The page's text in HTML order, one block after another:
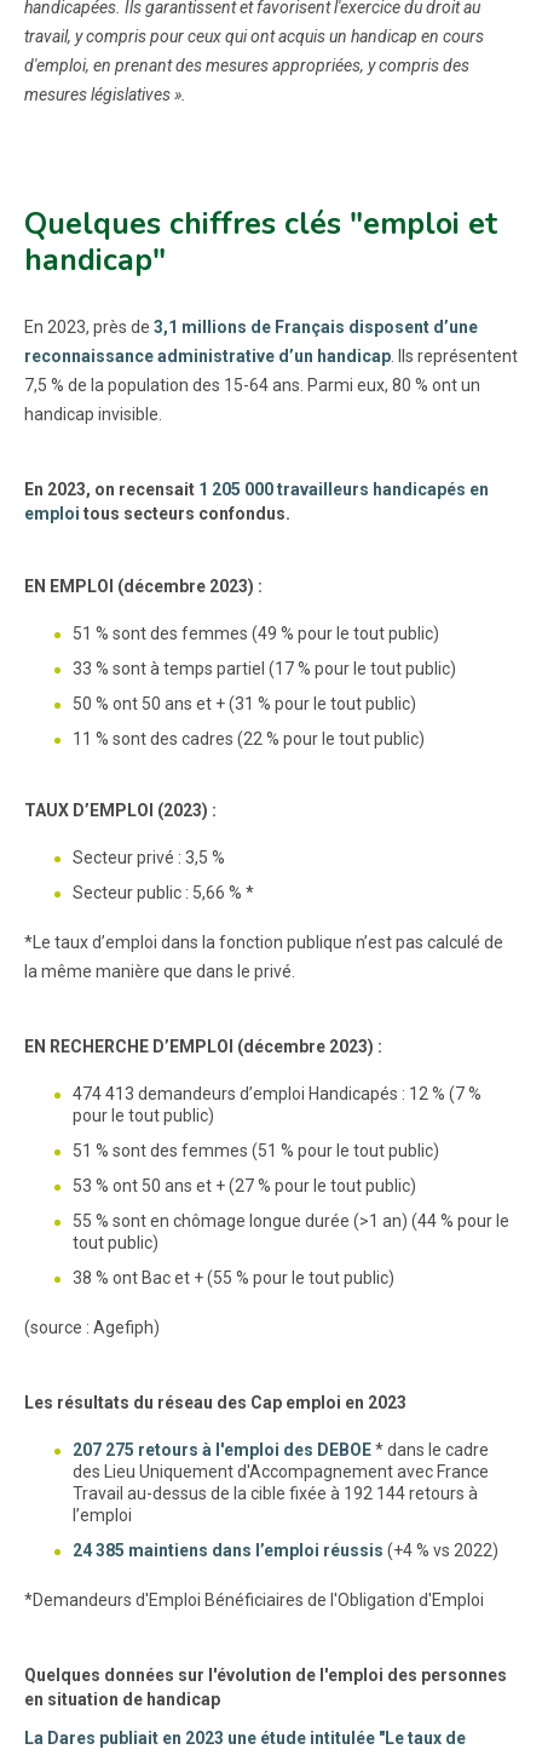
handicapées. Ils garantissent et favorisent l'exercice du droit au
travail, y compris pour ceux qui ont acquis un handicap en cours
d'emploi, en prenant des mesures appropriées, y compris des
mesures législatives ».
Quelques chiffres clés "emploi et
handicap"
En 2023, près de 3,1 millions de Français disposent d’une
reconnaissance administrative d’un handicap . Ils représentent
7,5 % de la population des 15-64 ans. Parmi eux, 80 % ont un
handicap invisible.
En 2023, on recensait 1 205 000 travailleurs handicapés en
emploi tous secteurs confondus.
EN EMPLOI (décembre 2023) :
51 % sont des femmes (49 % pour le tout public)
33 % sont à temps partiel (17 % pour le tout public)
50 % ont 50 ans et + (31 % pour le tout public)
11 % sont des cadres (22 % pour le tout public)
TAUX D’EMPLOI (2023) :
Secteur privé : 3,5 %
Secteur public : 5,66 % *
*Le taux d’emploi dans la fonction publique n’est pas calculé de
la même manière que dans le privé.
EN RECHERCHE D’EMPLOI (décembre 2023) :
474 413 demandeurs d’emploi Handicapés : 12 % (7 %
pour le tout public)
51 % sont des femmes (51 % pour le tout public)
53 % ont 50 ans et + (27 % pour le tout public)
55 % sont en chômage longue durée (>1 an) (44 % pour le
tout public)
38 % ont Bac et + (55 % pour le tout public)
(source : Agefiph)
Les résultats du réseau des Cap emploi en 2023
207 275 retours à l'emploi des DEBOE* dans le cadre
des Lieu Uniquement d'Accompagnement avec France
Travail au-dessus de la cible fixée à 192 144 retours à
l’emploi
24 385 maintiens dans l’emploi réussis (+4 % vs 2022)
*Demandeurs d'Emploi Bénéficiaires de l'Obligation d'Emploi
Quelques données sur l'évolution de l'emploi des personnes
en situation de handicap
La Dares publiait en 2023 une étude intitulée "Le taux de